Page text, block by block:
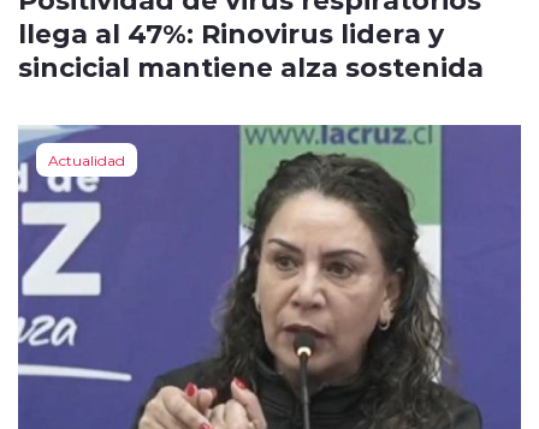
llega al 47%: Rinovirus lidera y
sincicial mantiene alza sostenida
Actualidad